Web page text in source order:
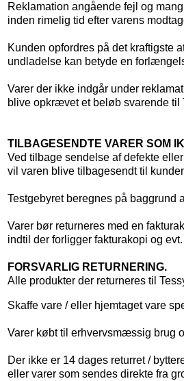
Reklamation angående fejl og
inden rimelig tid efter varens
Kunden opfordres på det kraftigste
undladelse kan betyde en
Varer der ikke indgår under
blive opkrævet et beløb svarende til
TILBAGESENDTE VARER SOM
Ved tilbage sendelse af defekte
vil varen blive tilbagesendt til
Testgebyret beregnes på baggrund
Varer bør returneres med en
indtil der forligger fakturakopi og
FORSVARLIG RETURNERING.
Alle produkter der returneres til
Skaffe vare / eller hjemtaget vare
Varer købt til erhvervsmæssig brug
Der ikke er 14 dages returret /
eller varer som sendes direkte fra